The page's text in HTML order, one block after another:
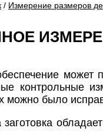
/ Измерение размеров
может
контрольные
можно было
заготовка